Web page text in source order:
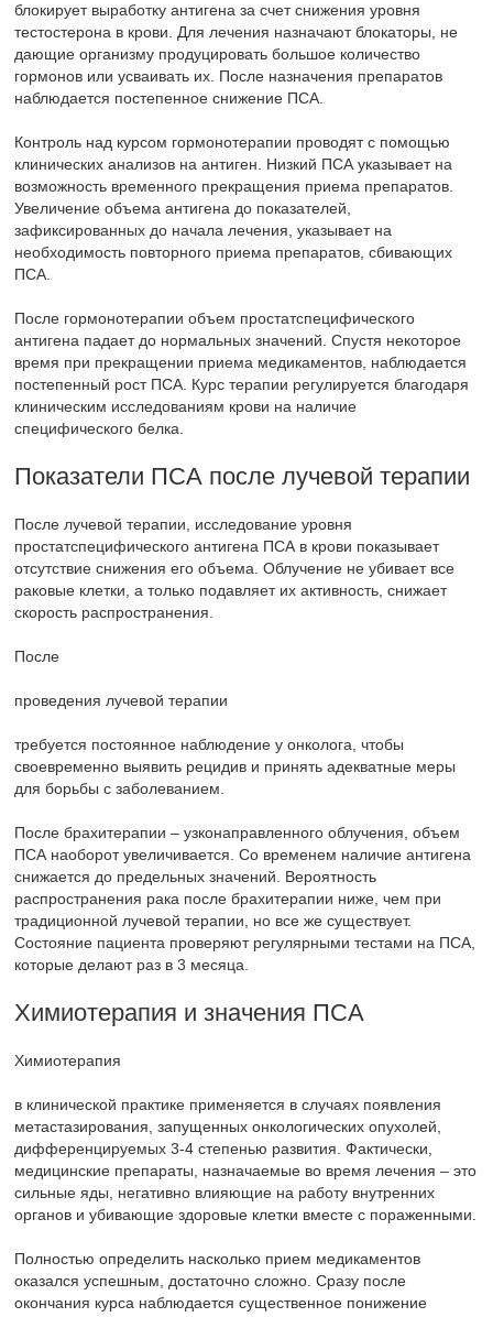
блокирует выработку антигена за счет снижения уровня
тестостерона в крови. Для лечения назначают блокаторы, не
дающие организму продуцировать большое количество
гормонов или усваивать их. После назначения препаратов
наблюдается постепенное снижение ПСА.
Контроль над курсом гормонотерапии проводят с помощью
клинических анализов на антиген. Низкий ПСА указывает на
возможность временного прекращения приема препаратов.
Увеличение объема антигена до показателей,
зафиксированных до начала лечения, указывает на
необходимость повторного приема препаратов, сбивающих
ПСА.
После гормонотерапии объем простатспецифического
антигена падает до нормальных значений. Спустя некоторое
время при прекращении приема медикаментов, наблюдается
постепенный рост ПСА. Курс терапии регулируется благодаря
клиническим исследованиям крови на наличие
специфического белка.
Показатели ПСА после лучевой терапии
После лучевой терапии, исследование уровня
простатспецифического антигена ПСА в крови показывает
отсутствие снижения его объема. Облучение не убивает все
раковые клетки, а только подавляет их активность, снижает
скорость распространения.
После
проведения лучевой терапии
требуется постоянное наблюдение у онколога, чтобы
своевременно выявить рецидив и принять адекватные меры
для борьбы с заболеванием.
После брахитерапии – узконаправленного облучения, объем
ПСА наоборот увеличивается. Со временем наличие антигена
снижается до предельных значений. Вероятность
распространения рака после брахитерапии ниже, чем при
традиционной лучевой терапии, но все же существует.
Состояние пациента проверяют регулярными тестами на ПСА,
которые делают раз в 3 месяца.
Химиотерапия и значения ПСА
Химиотерапия
в клинической практике применяется в случаях появления
метастазирования, запущенных онкологических опухолей,
дифференцируемых 3-4 степенью развития. Фактически,
медицинские препараты, назначаемые во время лечения – это
сильные яды, негативно влияющие на работу внутренних
органов и убивающие здоровые клетки вместе с пораженными.
Полностью определить насколько прием медикаментов
оказался успешным, достаточно сложно. Сразу после
окончания курса наблюдается существенное понижение